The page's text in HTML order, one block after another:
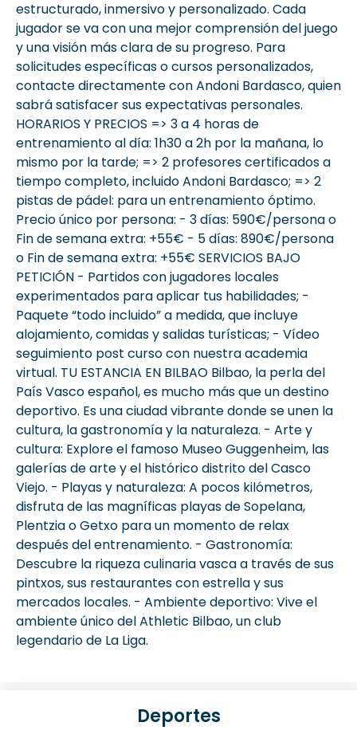
estructurado, inmersivo y personalizado. Cada
jugador se va con una mejor comprensión del juego
y una visión más clara de su progreso. Para
solicitudes específicas o cursos personalizados,
contacte directamente con Andoni Bardasco, quien
sabrá satisfacer sus expectativas personales.
HORARIOS Y PRECIOS => 3 a 4 horas de
entrenamiento al día: 1h30 a 2h por la mañana, lo
mismo por la tarde; => 2 profesores certificados a
tiempo completo, incluido Andoni Bardasco; => 2
pistas de pádel: para un entrenamiento óptimo.
Precio único por persona: - 3 días: 590€/persona o
Fin de semana extra: +55€ - 5 días: 890€/persona
o Fin de semana extra: +55€ SERVICIOS BAJO
PETICIÓN - Partidos con jugadores locales
experimentados para aplicar tus habilidades; -
Paquete “todo incluido” a medida, que incluye
alojamiento, comidas y salidas turísticas; - Vídeo
seguimiento post curso con nuestra academia
virtual. TU ESTANCIA EN BILBAO Bilbao, la perla del
País Vasco español, es mucho más que un destino
deportivo. Es una ciudad vibrante donde se unen la
cultura, la gastronomía y la naturaleza. - Arte y
cultura: Explore el famoso Museo Guggenheim, las
galerías de arte y el histórico distrito del Casco
Viejo. - Playas y naturaleza: A pocos kilómetros,
disfruta de las magníficas playas de Sopelana,
Plentzia o Getxo para un momento de relax
después del entrenamiento. - Gastronomía:
Descubre la riqueza culinaria vasca a través de sus
pintxos, sus restaurantes con estrella y sus
mercados locales. - Ambiente deportivo: Vive el
ambiente único del Athletic Bilbao, un club
legendario de La Liga.
Deportes